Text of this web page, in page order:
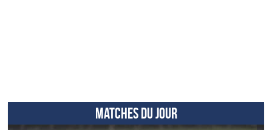
MATCHES DU JOUR